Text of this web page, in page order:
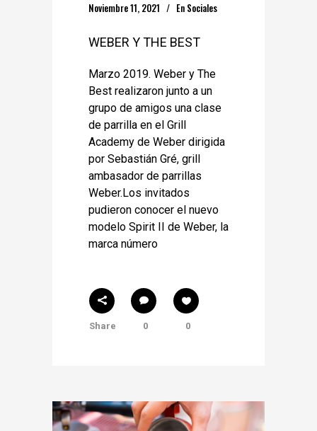
Noviembre 11, 2021 En Sociales
WEBER Y THE BEST
Marzo 2019. Weber y The
Best realizaron junto a un
grupo de amigos una clase
de parrilla en el Grill
Academy de Weber dirigida
por Sebastián Gré, grill
ambasador de parrillas
Weber.Los invitados
pudieron conocer el nuevo
modelo Spirit II de Weber, la
marca número
Share 0 0